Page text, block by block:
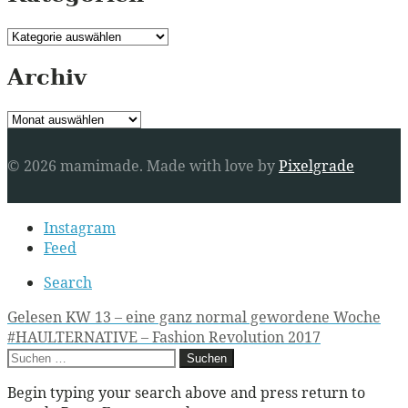
Kategorien
Archiv
Archiv
© 2026 mamimade. Made with love byPixelgrade
Secondary
navigationInstagram
Feed
Search
Post
navigation
Gelesen KW 13 – eine ganz normal gewordene Woche
#HAULTERNATIVE – Fashion Revolution 2017
Suchen
Begin typing your search above and press return to